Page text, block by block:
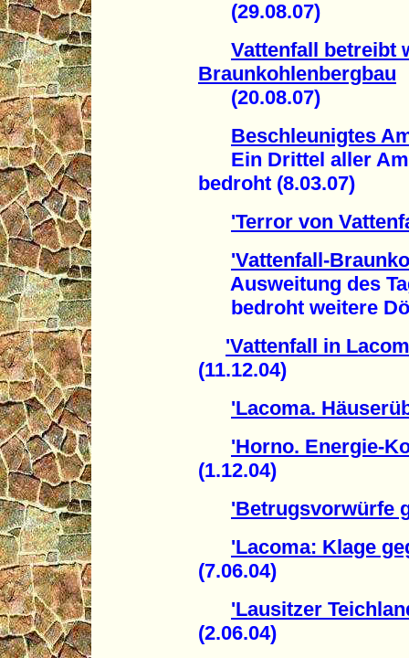
(29.08.07)
Vattenfall betreibt
Braunkohlenbergbau
(20.08.07)
Beschleunigtes
Ein Drittel aller
bedroht (8.03.07)
'Terror von
'Vattenfall-
Ausweitung des
bedroht weitere
'Vattenfall in
(11.12.04)
'Lacoma.
'Horno. Energie-
(1.12.04)
'Betrugsvorwürfe
'Lacoma: Klage
(7.06.04)
'Lausitzer
(2.06.04)